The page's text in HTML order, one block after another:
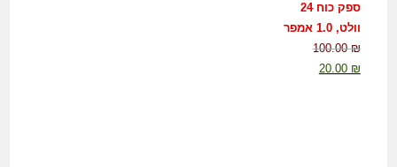
ספק כוח 24
וולט, 1.0 אמפר
100.00₪
20.00 ₪